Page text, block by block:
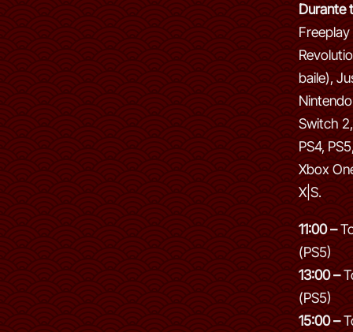
Durante
baile),
Switch
PS4,
Xbox
X|S.
11:00 –
(PS5)
13:00 –
(PS5)
15:00 –